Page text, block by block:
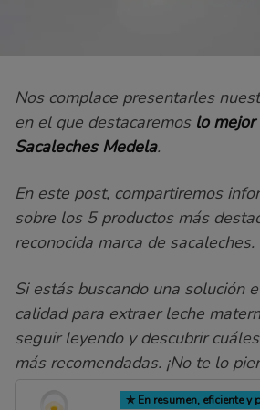
Nos complace presentarles
en el que destacaremos lo
Sacaleches Medela.
En este post, compartiremos
sobre los 5 productos más
reconocida marca de sacaleches.
Si estás buscando una solución
calidad para extraer leche
seguir leyendo y descubrir
más recomendadas. ¡No te lo
✯ En resumen, eficiente